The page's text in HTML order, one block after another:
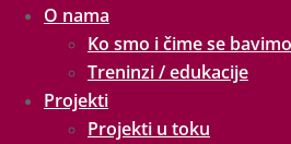
O nama
Ko smo i čime se
Treninzi / edukacije
Projekti
Projekti u toku